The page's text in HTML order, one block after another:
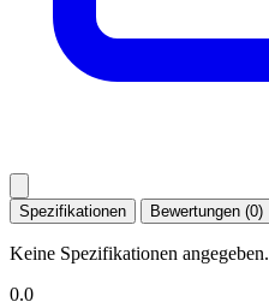
Spezifikationen Bewertungen (0)
Keine Spezifikationen angegeben.
0.0